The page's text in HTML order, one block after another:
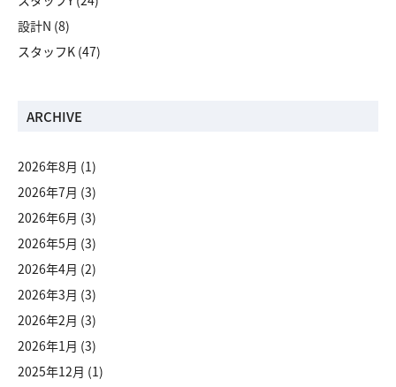
設計N (8)
スタッフK (47)
ARCHIVE
2026年8月 (1)
2026年7月 (3)
2026年6月 (3)
2026年5月 (3)
2026年4月 (2)
2026年3月 (3)
2026年2月 (3)
2026年1月 (3)
2025年12月 (1)